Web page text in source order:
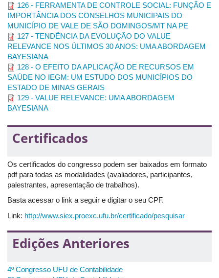
126 - FERRAMENTA DE CONTROLE SOCIAL: FUNÇÃO E
IMPORTÂNCIA DOS CONSELHOS MUNICIPAIS DO
MUNICÍPIO DE VALE DE SÃO DOMINGOS/MT NA PE
127 - TENDÊNCIA DA EVOLUÇÃO DO VALUE
RELEVANCE NOS ÚLTIMOS 30 ANOS: UMA ABORDAGEM
BAYESIANA
128 - O EFEITO DA APLICAÇÃO DE RECURSOS EM
SAÚDE NO IEGM: UM ESTUDO DOS MUNICÍPIOS DO
ESTADO DE MINAS GERAIS
129 - VALUE RELEVANCE: UMA ABORDAGEM
BAYESIANA
Certificados
Os certificados do congresso podem ser baixados em formato
pdf para todas as modalidades (avaliadores, participantes,
palestrantes, apresentação de trabalhos).
Basta acessar o link a seguir e digitar o seu CPF.
Link: http://www.siex.proexc.ufu.br/certificado/pesquisar
Edições Anteriores
4º Congresso UFU de Contabilidade